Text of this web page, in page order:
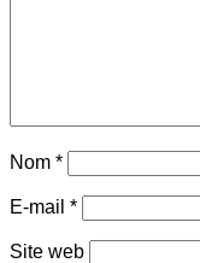
Nom *
E-mail *
Site web